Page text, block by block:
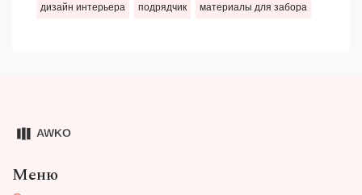
дизайн интерьера подрядчик материалы для забора
Меню